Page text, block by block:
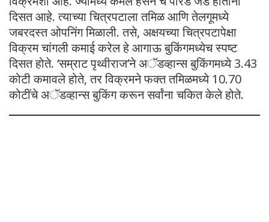
दिसत आहे. त्याच्या चित्रपटाला तमिळ आणि तेलगूमध्ये
जबरदस्त ओपनिंग मिळाली. तसे, अक्षयच्या चित्रपटापेक्षा
विक्रम चांगली कमाई करेल हे आगाऊ बुकिंगमध्येच स्पष्ट
दिसत होते. ‘सम्राट पृथ्वीराज’ने अॅडव्हान्स बुकिंगमध्ये 3.43
कोटी कमावले होते, तर विक्रमने फक्त तमिळमध्ये 10.70
कोटींचे अॅडव्हान्स बुकिंग करून सर्वांना चकित केले होते.